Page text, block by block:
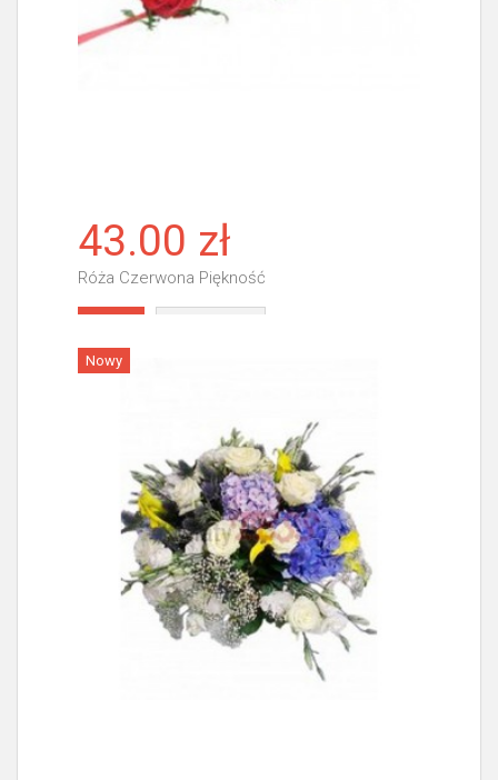
43.00 zł
Róża Czerwona Piękność
Nowy